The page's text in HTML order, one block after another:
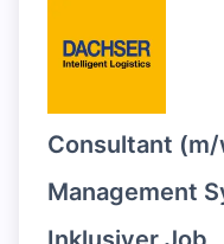
Consultant
Management